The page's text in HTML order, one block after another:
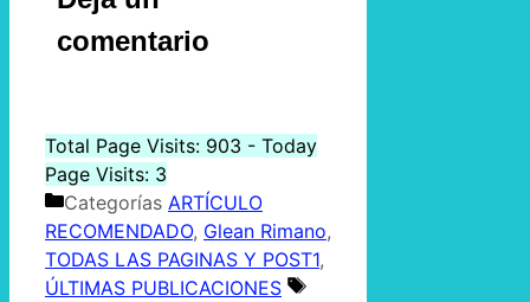
comentario
Total Page Visits: 903 - Today
Page Visits: 3
Categorías ARTÍCULO
RECOMENDADO, Glean Rimano,
TODAS LAS PAGINAS Y POST1,
ÚLTIMAS PUBLICACIONES